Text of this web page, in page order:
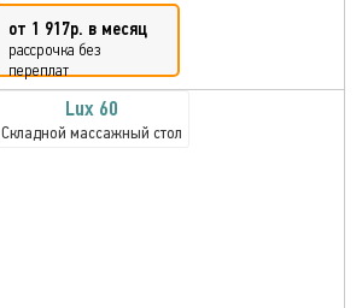
от 1 917р. в месяц
рассрочка без
переплат
Lux 60
Складной массажный стол